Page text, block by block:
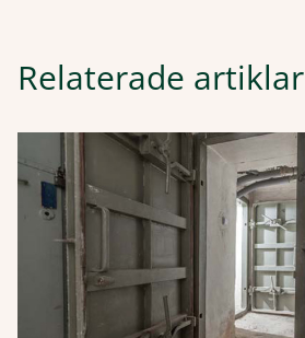
Relaterade artiklar